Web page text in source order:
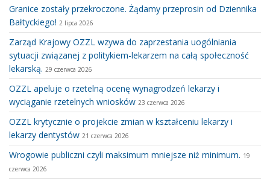
Granice zostały przekroczone. Żądamy przeprosin od Dziennika
Bałtyckiego! 2 lipca 2026
Zarząd Krajowy OZZL wzywa do zaprzestania uogólniania
sytuacji związanej z politykiem-lekarzem na całą społeczność
lekarską. 29 czerwca 2026
OZZL apeluje o rzetelną ocenę wynagrodzeń lekarzy i
wyciąganie rzetelnych wniosków 23 czerwca 2026
OZZL krytycznie o projekcie zmian w kształceniu lekarzy i
lekarzy dentystów 21 czerwca 2026
Wrogowie publiczni czyli maksimum mniejsze niż minimum. 19
czerwca 2026